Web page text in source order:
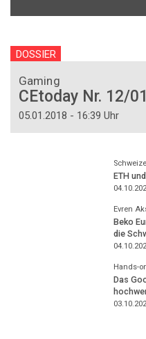
DOSSIER
Gaming
CEtoday Nr. 12/
05.01.2018 - 16:39 Uhr
ETH
Evren
Beko
die
Hands-
Das